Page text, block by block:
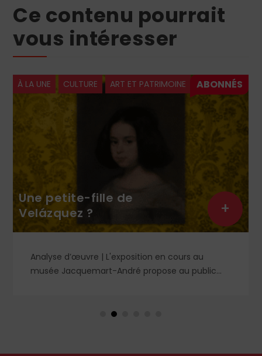
Ce contenu pourrait
vous intéresser
À LA UNE CULTURE ART ET PATRIMOINE
Une petite-fille de
Velázquez ?
Analyse d’œuvre | L'exposition en cours au
musée Jacquemart-André propose au public
dans un style qui tranche avec les ceux qui
+